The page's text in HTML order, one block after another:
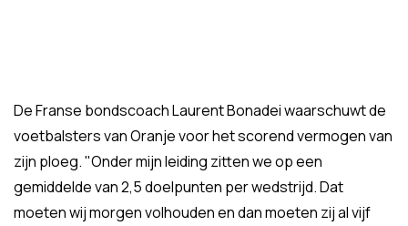
De Franse bondscoach Laurent Bonadei waarschuwt de
voetbalsters van Oranje voor het scorend vermogen van
zijn ploeg. "Onder mijn leiding zitten we op een
gemiddelde van 2,5 doelpunten per wedstrijd. Dat
moeten wij morgen volhouden en dan moeten zij al vijf